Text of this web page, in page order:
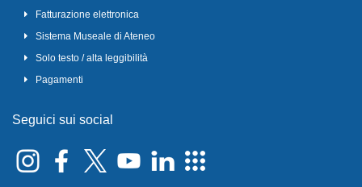
Fatturazione elettronica
Sistema Museale di Ateneo
Solo testo / alta leggibilità
Pagamenti
Seguici sui social